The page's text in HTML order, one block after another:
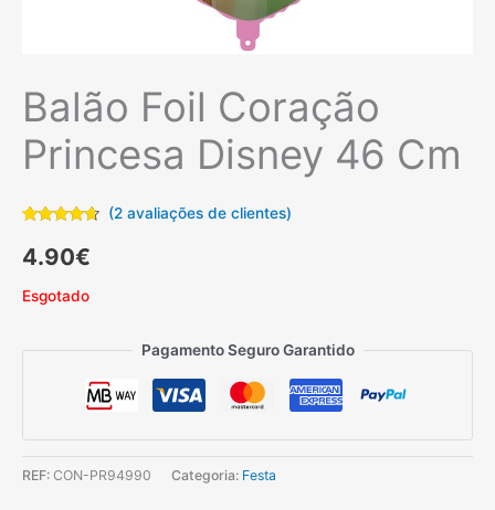
Balão Foil Coração
Princesa Disney 46 Cm
com4.50
em 5 com
classificações
de
(2avaliações de clientes)
4.90€
Esgotado
Pagamento Seguro Garantido
REF: CON-PR94990 Categoria: Festa